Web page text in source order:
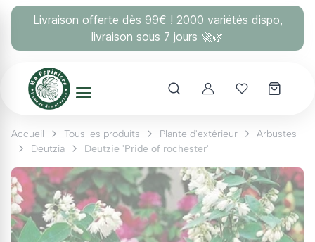
Livraison offerte dès 99€ ! 2000 variétés dispo,
livraison sous 7 jours 🚀🌿
AccountMes coups
Accueil Tous les produits Plante d'extérieur
Arbustes
Deutzia
Deutzie 'Pride of rochester'
Panneau de gestion des cookies